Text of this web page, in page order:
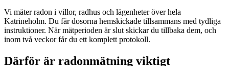
Vi mäter radon i villor, radhus och lägenheter över hela
Katrineholm. Du får dosorna hemskickade tillsammans med tydliga
instruktioner. När mätperioden är slut skickar du tillbaka dem, och
inom två veckor får du ett komplett protokoll.
Därför är radonmätning viktigt